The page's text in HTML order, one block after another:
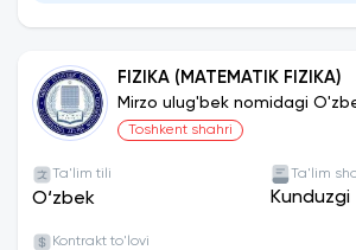
FIZIKA (MATEMATIK FIZIKA)
Mirzo ulug'bek nomidagi
universiteti
Toshkent shahri
Ta'lim tili
O‘zbek
Ta'lim
Kunduzgi
Kontrakt to'lovi